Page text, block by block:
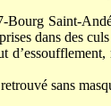
Bourg Saint-
dans des
sans